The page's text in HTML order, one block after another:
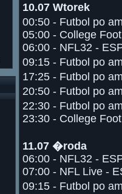
10.07 Wtorek
00:50 - Futbol po
05:00 - College
06:00 - NFL32 -
09:15 - Futbol po
17:25 - Futbol po
20:50 - Futbol po
22:30 - Futbol po
23:30 - College
11.07 �roda
06:00 - NFL32 -
07:00 - NFL Live -
09:15 - Futbol po